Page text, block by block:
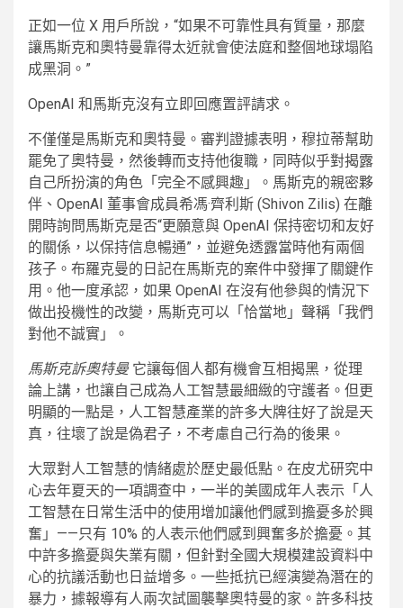
正如一位 X 用戶所說，“如果不可靠性具有質量，那麼
讓馬斯克和奧特曼靠得太近就會使法庭和整個地球塌陷
成黑洞。”
OpenAI 和馬斯克沒有立即回應置評請求。
不僅僅是馬斯克和奧特曼。審判證據表明，穆拉蒂幫助
罷免了奧特曼，然後轉而支持他復職，同時似乎對揭露
自己所扮演的角色「完全不感興趣」。馬斯克的親密夥
伴、OpenAI 董事會成員希馮·齊利斯 (Shivon Zilis) 在離
開時詢問馬斯克是否“更願意與 OpenAI 保持密切和友好
的關係，以保持信息暢通”，並避免透露當時他有兩個
孩子。布羅克曼的日記在馬斯克的案件中發揮了關鍵作
用。他一度承認，如果 OpenAI 在沒有他參與的情況下
做出投機性的改變，馬斯克可以「恰當地」聲稱「我們
對他不誠實」。
馬斯克訴奧特曼它讓每個人都有機會互相揭黑，從理
論上講，也讓自己成為人工智慧最細緻的守護者。但更
明顯的一點是，人工智慧產業的許多大牌往好了說是天
真，往壞了說是偽君子，不考慮自己行為的後果。
大眾對人工智慧的情緒處於歷史最低點。在皮尤研究中
心去年夏天的一項調查中，一半的美國成年人表示「人
工智慧在日常生活中的使用增加讓他們感到擔憂多於興
奮」——只有 10% 的人表示他們感到興奮多於擔憂。其
中許多擔憂與失業有關，但針對全國大規模建設資料中
心的抗議活動也日益增多。一些抵抗已經演變為潛在的
暴力，據報導有人兩次試圖襲擊奧特曼的家。許多科技